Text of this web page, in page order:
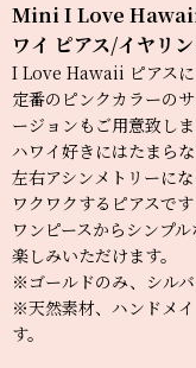
Mini I Love
ワイ ピアス/イヤリ
I Love Hawaii ピアスに
定番のピンクカラーの
ージョンもご用意致しま
ハワイ好きにはたまら
左右アシンメトリーに
ワクワクするピアスです
ワンピースからシンプ
楽しみいただけます。
※ゴールドのみ、シルバ
※天然素材、ハンドメ
す。